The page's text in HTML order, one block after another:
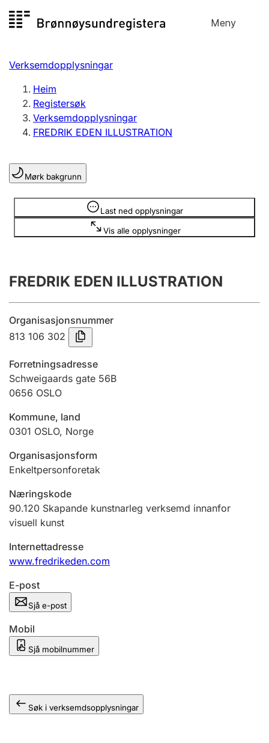
til
Meny
Registersøk
Aksjeselskap
Enkeltpersonføretak
Registrere, endre, slette
Lag og foreining
Registrere, endre, slette
Innsending og forseinkingsgebyr
Tinglysing
Jeger
Ektepaktrettleiaren
Andre tema
Verksemdopplysningar
Heim
Registersøk
Verksemdopplysningar
FREDRIK EDEN ILLUSTRATION
Mørk bakgrunn
Last ned opplysningar
Vis alle opplysninger
Opplysninger er skjult
FREDRIK EDEN ILLUSTRATION
Organisasjonsnummer
813 106 302
Forretningsadresse
Schweigaards gate 56B
0656 OSLO
Kommune, land
0301 OSLO, Norge
Organisasjonsform
Enkeltpersonforetak
Næringskode
90.120 Skapande kunstnarleg verksemd innanfor
visuell kunst
Internettadresse
www.fredrikeden.com
E-post
Sjå e-post
Mobil
Sjå mobilnummer
Søk i verksemdsopplysningar